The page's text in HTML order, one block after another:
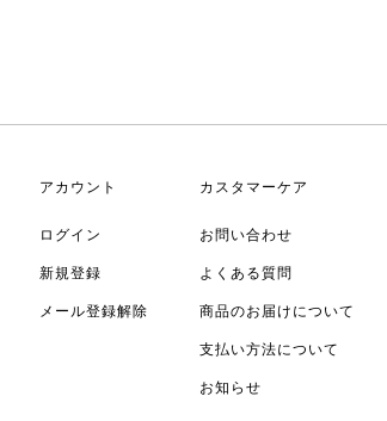
アカウント
ログイン
新規登録
メール登録解除
カスタマーケア
お問い合わせ
よくある質問
商品のお届けについて
支払い方法について
お知らせ